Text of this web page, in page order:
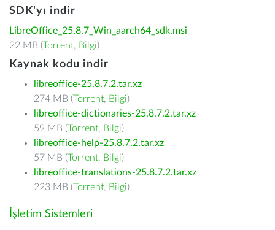
SDK'yı indir
LibreOffice_25.8.7_Win_aarch64_sdk.msi
22 MB (Torrent, Bilgi)
Kaynak kodu indir
libreoffice-25.8.7.2.tar.xz
274 MB (Torrent, Bilgi)
libreoffice-dictionaries-25.8.7.2.tar.xz
59 MB (Torrent, Bilgi)
libreoffice-help-25.8.7.2.tar.xz
57 MB (Torrent, Bilgi)
libreoffice-translations-25.8.7.2.tar.xz
223 MB (Torrent, Bilgi)
İşletim Sistemleri